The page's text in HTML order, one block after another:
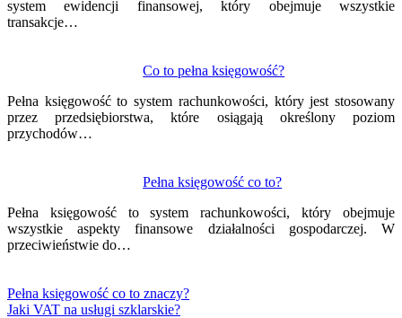
system ewidencji finansowej, który obejmuje wszystkie
transakcje…
Co to pełna księgowość?
Pełna księgowość to system rachunkowości, który jest stosowany
przez przedsiębiorstwa, które osiągają określony poziom
przychodów…
Pełna księgowość co to?
Pełna księgowość to system rachunkowości, który obejmuje
wszystkie aspekty finansowe działalności gospodarczej. W
przeciwieństwie do…
Pełna księgowość co to znaczy?
Jaki VAT na usługi szklarskie?